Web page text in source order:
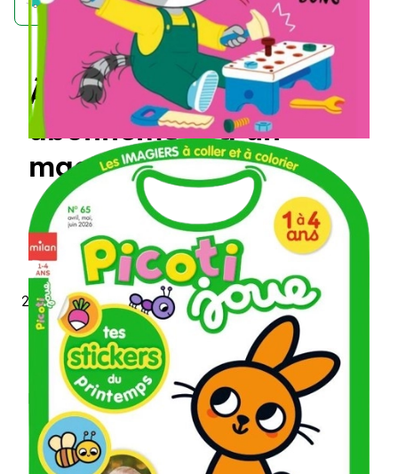
Achetez maintenant et recevez votre numéro d'août
À quoi ressemble un
abonnement à un
magazine Picoti ?
2 histoires avec ses héros
Le récit qui le fait parler